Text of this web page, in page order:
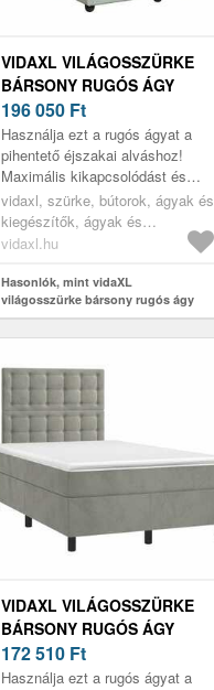
VIDAXL VILÁGOSSZÜRKE
BÁRSONY RUGÓS ÁGY
MATRACCAL 120 X 190 CM
196 050 Ft
Használja ezt a rugós ágyat a
pihentető éjszakai alváshoz!
Maximális kikapcsolódást és
kellemes alvást kínál.
vidaxl, szürke, bútorok, ágyak és
kiegészítők, ágyak és
ágykeretek
vidaxl.hu
Hasonlók, mint vidaXL
világosszürke bársony rugós ágy
matraccal 120 x 190 cm
VIDAXL VILÁGOSSZÜRKE
BÁRSONY RUGÓS ÁGY
MATRACCAL 120 X 190 CM
172 510 Ft
Használja ezt a rugós ágyat a